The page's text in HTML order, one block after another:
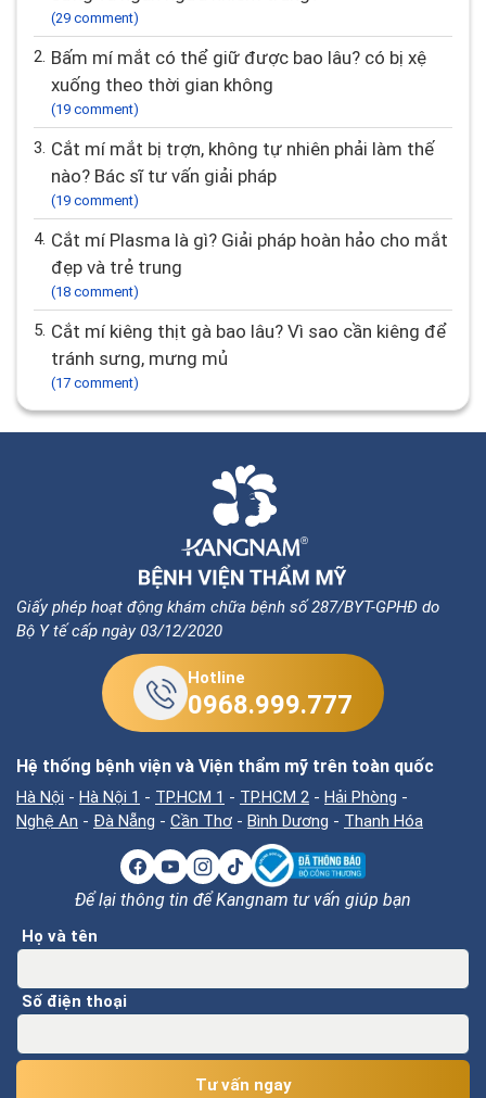
(29 comment)
2. Bấm mí mắt có thể giữ được bao lâu? có bị xệ
xuống theo thời gian không
(19 comment)
3. Cắt mí mắt bị trợn, không tự nhiên phải làm thế
nào? Bác sĩ tư vấn giải pháp
(19 comment)
4. Cắt mí Plasma là gì? Giải pháp hoàn hảo cho mắt
đẹp và trẻ trung
(18 comment)
5. Cắt mí kiêng thịt gà bao lâu? Vì sao cần kiêng để
tránh sưng, mưng mủ
(17 comment)
Giấy phép hoạt động khám chữa bệnh số 287/BYT-GPHĐ do
Bộ Y tế cấp ngày 03/12/2020
Hotline
0968.999.777
Hệ thống bệnh viện và Viện thẩm mỹ trên toàn quốc
Hà Nội - Hà Nội 1 - TP.HCM 1 - TP.HCM 2 - Hải Phòng -
Nghệ An - Đà Nẵng - Cần Thơ - Bình Dương - Thanh Hóa
Để lại thông tin để Kangnam tư vấn giúp bạn
Họ và tên
Số điện thoại